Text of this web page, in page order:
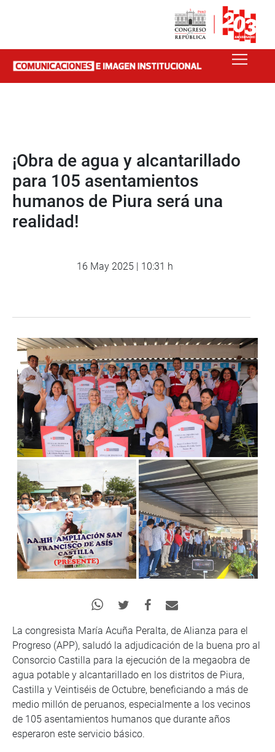
¡Obra de agua y alcantarillado
para 105 asentamientos
humanos de Piura será una
realidad!
16 May 2025 | 10:31 h
La congresista María Acuña Peralta, de Alianza para el
Progreso (APP), saludó la adjudicación de la buena pro al
Consorcio Castilla para la ejecución de la megaobra de
agua potable y alcantarillado en los distritos de Piura,
Castilla y Veintiséis de Octubre, beneficiando a más de
medio millón de peruanos, especialmente a los vecinos
de 105 asentamientos humanos que durante años
esperaron este servicio básico.